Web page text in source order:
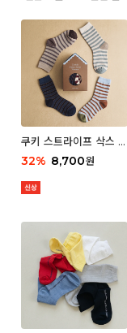
쿠키 스트라이프 삭스 우
먼 2P
32% 8,700원